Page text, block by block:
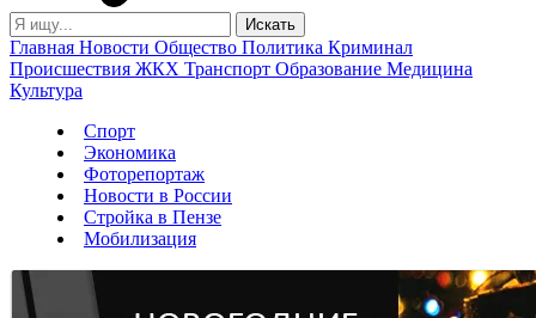
Главная Новости Общество Политика Криминал
Происшествия ЖКХ Транспорт Образование Медицина
Культура
Спорт
Экономика
Фоторепортаж
Новости в России
Стройка в Пензе
Мобилизация